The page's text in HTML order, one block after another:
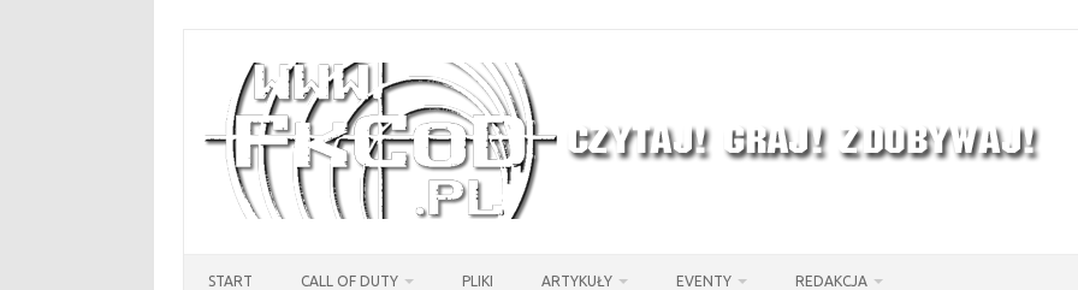
START CALL OF DUTY PLIKI ARTYKUŁY EVENTY REDAKCJA